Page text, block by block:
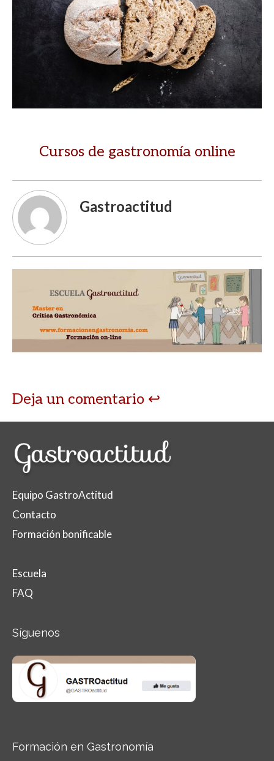
Cursos de gastronomía online
Gastroactitud
Deja un comentario
Equipo GastroActitud
Contacto
Formación bonificable
Escuela
FAQ
Síguenos
Formación en Gastronomía